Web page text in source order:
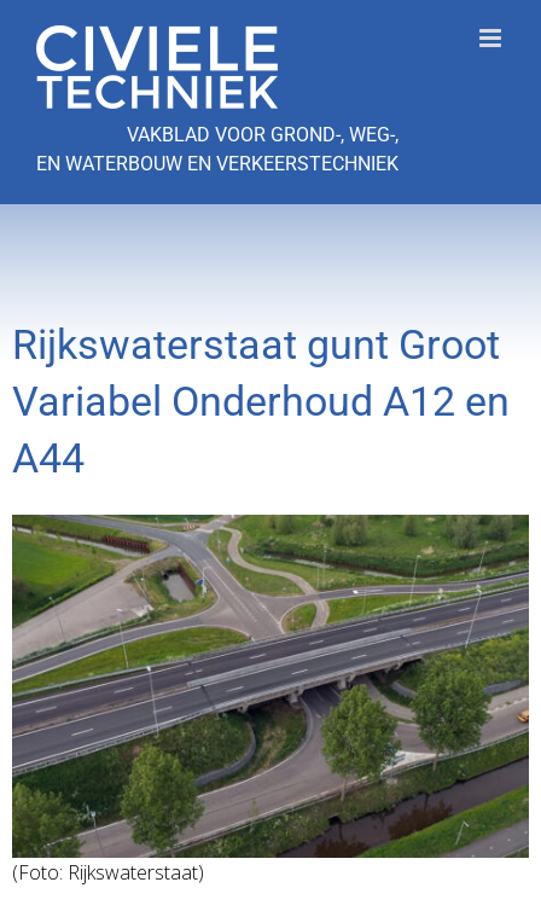
naar
inhoud
VAKBLAD VOOR GROND-, WEG-,
EN WATERBOUW EN VERKEERSTECHNIEK
Rijkswaterstaat gunt Groot
Variabel Onderhoud A12 en
A44
(Foto: Rijkswaterstaat)